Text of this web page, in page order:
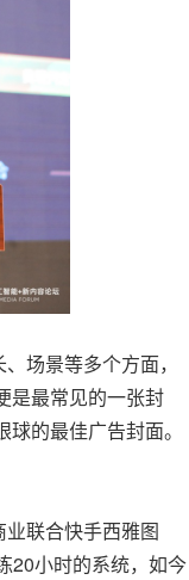
场景等多个方面，
是最常见的一张封
的最佳广告封面。
联合快手西雅图
20小时的系统，如今